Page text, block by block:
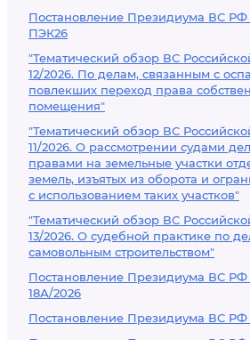
Постановление Президиума ВС РФ
ПЭК26
"Тематический обзор ВС
12/2026. По делам, связанным с
повлекших переход права
помещения"
"Тематический обзор ВС
11/2026. О рассмотрении судами
правами на земельные участки
земель, изъятых из оборота и
с использованием таких участков"
"Тематический обзор ВС
13/2026. О судебной практике по
самовольным строительством"
Постановление Президиума ВС РФ
18А/2026
Постановление Президиума ВС РФ